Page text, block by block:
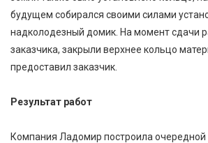
будущем собирался своими силами
надколодезный домик. На момент сдачи
заказчика, закрыли верхнее кольцо
предоставил заказчик.
Результат работ
Компания Ладомир построила очередной